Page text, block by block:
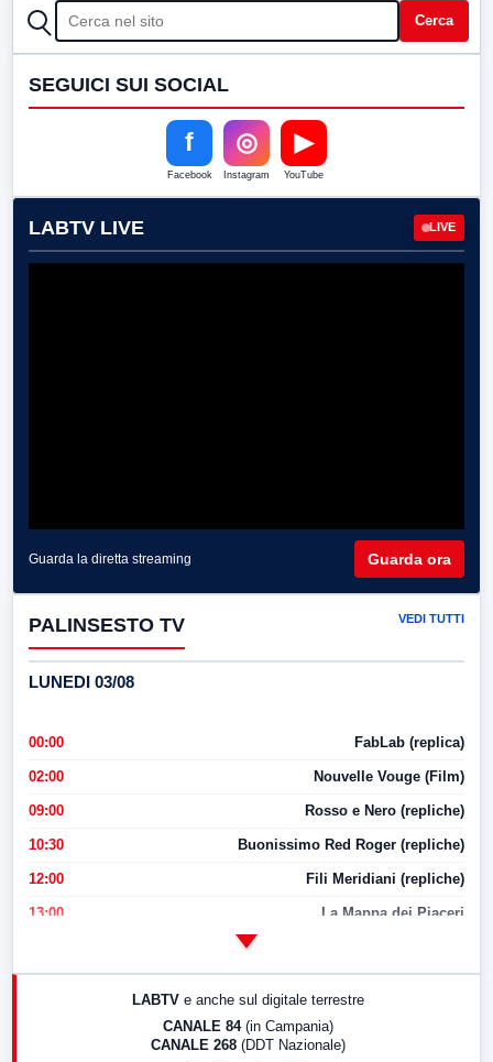
CERCA Cerca
SEGUICI SUI SOCIAL
f
Facebook
◎
Instagram
▶
YouTube
LABTV LIVE LIVE
Guarda la diretta streaming Guarda ora
PALINSESTO TV VEDI TUTTI
LUNEDI 03/08
00:00 FabLab (replica)
02:00 Nouvelle Vouge (Film)
09:00 Rosso e Nero (repliche)
10:30 Buonissimo Red Roger (repliche)
12:00 Fili Meridiani (repliche)
13:00 La Mappa dei Piaceri
LABTV e anche sul digitale terrestre
CANALE 84 (in Campania)
CANALE 268 (DDT Nazionale)